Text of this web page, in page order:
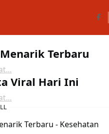
Terbaru
Viral Hari Ini
Terbaru - Kesehatan